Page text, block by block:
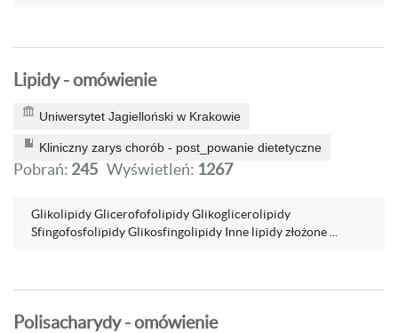
Lipidy - omówienie
Uniwersytet Jagielloński w Krakowie
Kliniczny zarys chorób - post_powanie dietetyczne
Pobrań: 245 Wyświetleń: 1267
Glikolipidy Glicerofofolipidy Glikoglicerolipidy
Sfingofosfolipidy Glikosfingolipidy Inne lipidy złożone ...
Polisacharydy - omówienie